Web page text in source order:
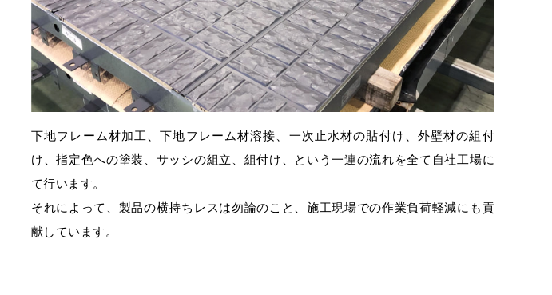
下地フレーム材加工、下地フレーム材溶接、一次止水材の貼付け、外壁材の組付
け、指定色への塗装、サッシの組立、組付け、という一連の流れを全て自社工場に
て行います。
それによって、製品の横持ちレスは勿論のこと、施工現場での作業負荷軽減にも貢
献しています。